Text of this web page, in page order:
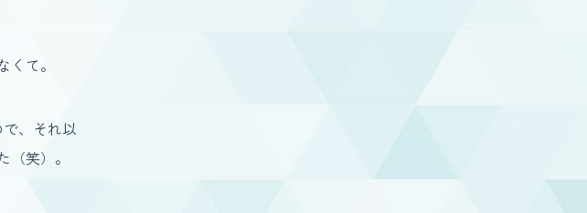
て。
、それ以
笑）。